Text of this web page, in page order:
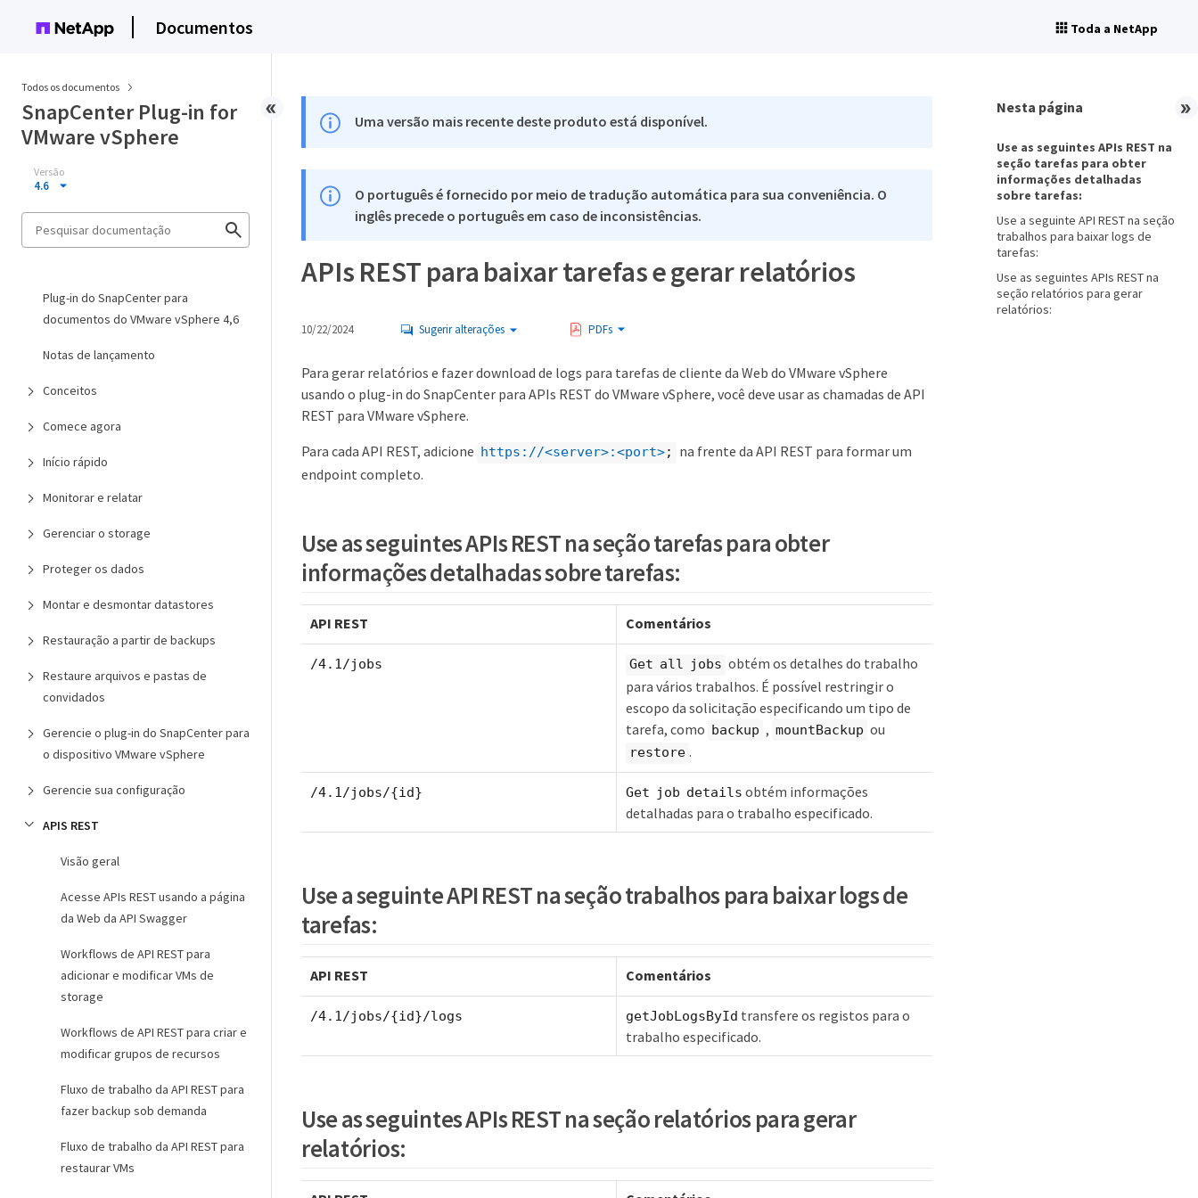
Documentos Toda a NetApp
Todos os documentos
SnapCenter Plug-in for
VMware vSphere
Versão
4.6
Plug-in do SnapCenter para
documentos do VMware vSphere 4,6
Notas de lançamento
Conceitos
Comece agora
Início rápido
Monitorar e relatar
Gerenciar o storage
Proteger os dados
Montar e desmontar datastores
Restauração a partir de backups
Restaure arquivos e pastas de
convidados
Gerencie o plug-in do SnapCenter para
o dispositivo VMware vSphere
Gerencie sua configuração
APIS REST
Visão geral
Acesse APIs REST usando a página
da Web da API Swagger
Workflows de API REST para
adicionar e modificar VMs de
storage
Workflows de API REST para criar e
modificar grupos de recursos
Fluxo de trabalho da API REST para
fazer backup sob demanda
Fluxo de trabalho da API REST para
restaurar VMs
Uma versão mais recente deste produto está disponível.
O português é fornecido por meio de tradução automática para sua conveniência. O
inglês precede o português em caso de inconsistências.
APIs REST para baixar tarefas e gerar relatórios
10/22/2024 Sugerir alterações PDFs
Para gerar relatórios e fazer download de logs para tarefas de cliente da Web do VMware vSphere
usando o plug-in do SnapCenter para APIs REST do VMware vSphere, você deve usar as chamadas de API
REST para VMware vSphere.
Para cada API REST, adicione https://<server>:<port>;
na frente da API REST para formar um
endpoint completo.
Use as seguintes APIs REST na seção tarefas para obter
informações detalhadas sobre tarefas:
API REST Comentários
/4.1/jobs Get all jobs obtém os detalhes do trabalho
para vários trabalhos. É possível restringir o
escopo da solicitação especificando um tipo de
tarefa, como backup , mountBackup ou
restore .
/4.1/jobs/{id} Get job details obtém informações
detalhadas para o trabalho especificado.
Use a seguinte API REST na seção trabalhos para baixar logs de
tarefas:
API REST Comentários
/4.1/jobs/{id}/logs getJobLogsById transfere os registos para o
trabalho especificado.
Use as seguintes APIs REST na seção relatórios para gerar
relatórios:
Nesta página
Use as seguintes APIs REST na
seção tarefas para obter
informações detalhadas
sobre tarefas:
Use a seguinte API REST na seção
trabalhos para baixar logs de
tarefas:
Use as seguintes APIs REST na
seção relatórios para gerar
relatórios: